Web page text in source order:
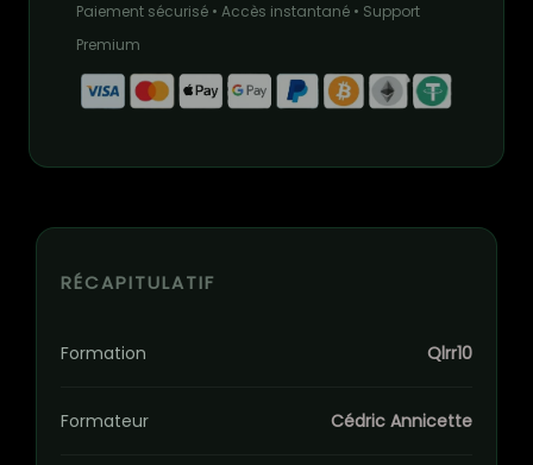
Paiement sécurisé • Accès instantané • Support
Premium
RÉCAPITULATIF
Formation Qlrr10
Formateur Cédric Annicette